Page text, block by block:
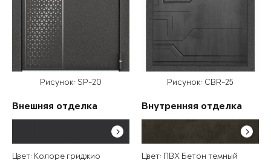
Рисунок: SP-20
Внешняя отделка
Цвет: Колоре гриджио
Рисунок: CBR-25
Внутренняя отделка
Цвет: ПВХ Бетон темный